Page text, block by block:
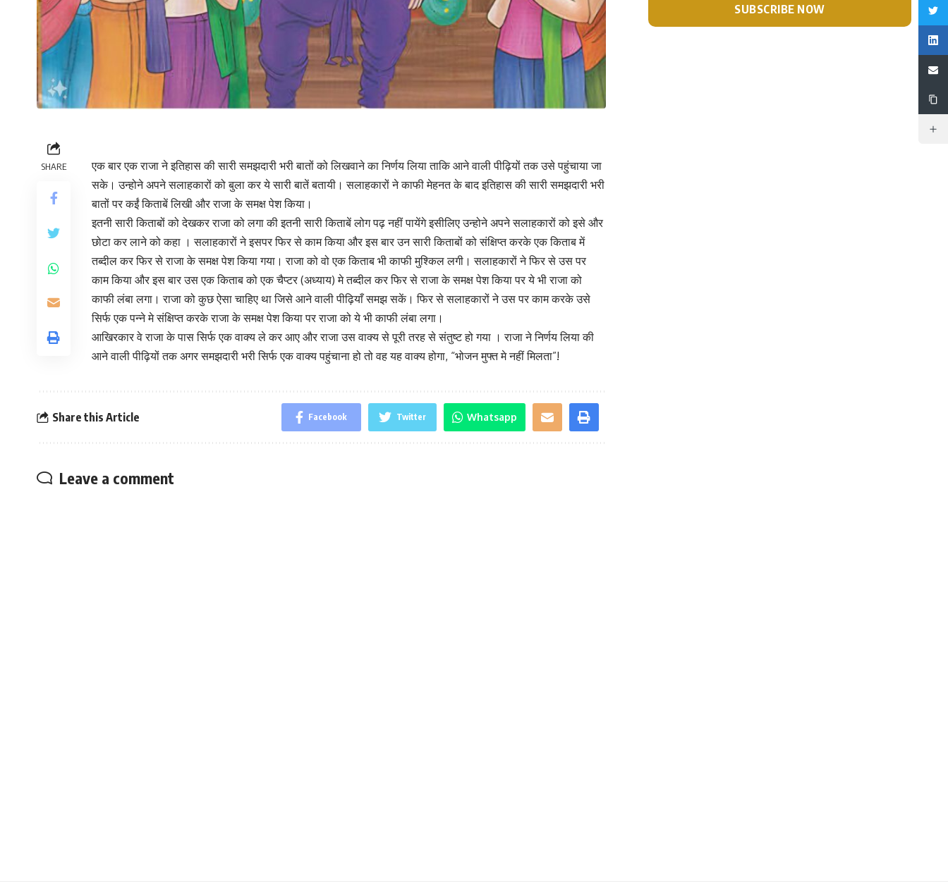
SHARE
एक बार एक राजा ने इतिहास की सारी समझदारी भरी बातों को लिखवाने का निर्णय लिया ताकि आने वाली पीढ़ियों तक उसे पहुंचाया जा
सके। उन्होने अपने सलाहकारों को बुला कर ये सारी बातें बतायी। सलाहकारों ने काफी मेहनत के बाद इतिहास की सारी समझदारी भरी
बातों पर कईं किताबें लिखी और राजा के समक्ष पेश किया।
इतनी सारी किताबों को देखकर राजा को लगा की इतनी सारी किताबें लोग पढ़ नहीं पायेंगे इसीलिए उन्होने अपने सलाहकारों को इसे और
छोटा कर लाने को कहा । सलाहकारों ने इसपर फिर से काम किया और इस बार उन सारी किताबों को संक्षिप्त करके एक किताब में
तब्दील कर फिर से राजा के समक्ष पेश किया गया। राजा को वो एक किताब भी काफी मुश्किल लगी। सलाहकारों ने फिर से उस पर
काम किया और इस बार उस एक किताब को एक चैप्टर (अध्याय) मे तब्दील कर फिर से राजा के समक्ष पेश किया पर ये भी राजा को
काफी लंबा लगा। राजा को कुछ ऐसा चाहिए था जिसे आने वाली पीढ़ियाँ समझ सकें। फिर से सलाहकारों ने उस पर काम करके उसे
सिर्फ एक पन्ने मे संक्षिप्त करके राजा के समक्ष पेश किया पर राजा को ये भी काफी लंबा लगा।
आखिरकार वे राजा के पास सिर्फ एक वाक्य ले कर आए और राजा उस वाक्य से पूरी तरह से संतुष्ट हो गया । राजा ने निर्णय लिया की
आने वाली पीढ़ियों तक अगर समझदारी भरी सिर्फ एक वाक्य पहुंचाना हो तो वह यह वाक्य होगा, “भोजन मुफ्त मे नहीं मिलता”!
Share this Article Facebook Twitter Whatsapp
Leave a comment